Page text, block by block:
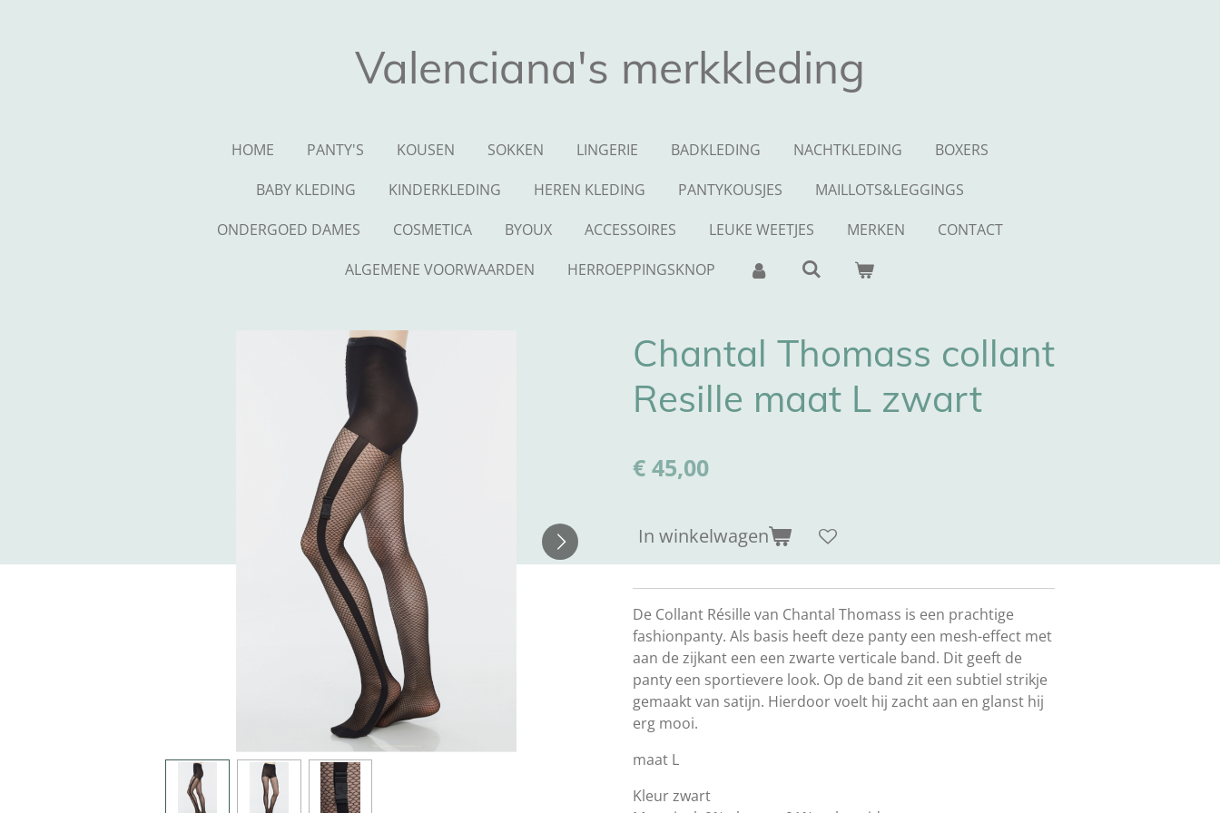
Valenciana's merkkleding
HOME PANTY'S KOUSEN SOKKEN LINGERIE BADKLEDING NACHTKLEDING
BOXERS
BABY KLEDING
KINDERKLEDING HEREN KLEDING PANTYKOUSJES
MAILLOTS&LEGGINGS
ONDERGOED DAMES
COSMETICA BYOUX ACCESSOIRES LEUKE WEETJES MERKEN
CONTACT
ALGEMENE VOORWAARDEN
HERROEPPINGSKNOP
Chantal Thomass collant
Resille maat L zwart
€ 45,00
In winkelwagen
De Collant Résille van Chantal Thomass is een prachtige
fashionpanty. Als basis heeft deze panty een mesh-effect met
aan de zijkant een een zwarte verticale band. Dit geeft de
panty een sportievere look. Op de band zit een subtiel strikje
gemaakt van satijn. Hierdoor voelt hij zacht aan en glanst hij
erg mooi.
maat L
Kleur zwart